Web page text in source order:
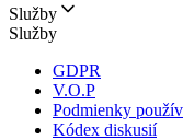
Služby
Služby
GDPR
V.O.P
Podmienky
Kódex diskusií